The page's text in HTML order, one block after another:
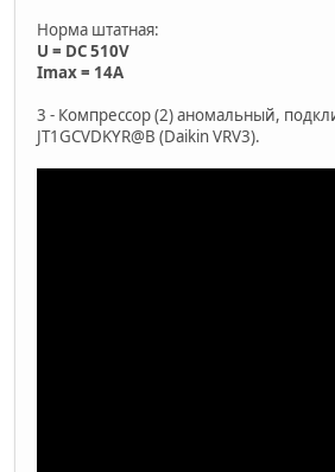
Норма штатная:
U = DC 510V
Imax = 14A
3 - Компрессор (2) аномальный,
JT1GCVDKYR@B (Daikin VRV3).